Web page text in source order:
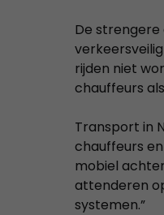
De
rijden niet
chauffeurs
Transport in
chauffeurs
mobiel
attenderen
systemen.”